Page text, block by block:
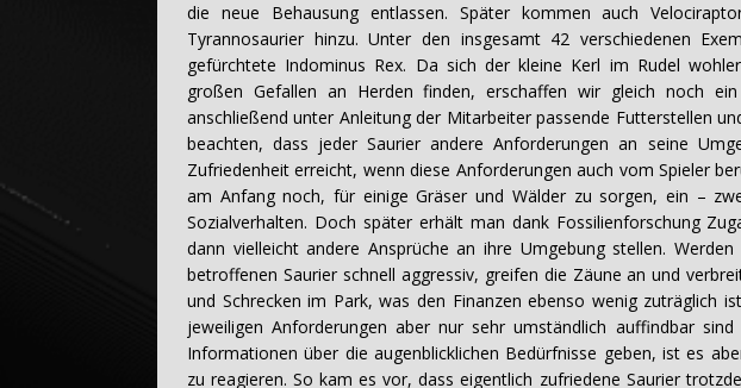
die neue Behausung entlassen. Später kommen auch
Tyrannosaurier hinzu. Unter den insgesamt 42 verschiedenen
gefürchtete Indominus Rex. Da sich der kleine Kerl im Rudel
großen Gefallen an Herden finden, erschaffen wir gleich noch
anschließend unter Anleitung der Mitarbeiter passende Futterstellen
beachten, dass jeder Saurier andere Anforderungen an seine
Zufriedenheit erreicht, wenn diese Anforderungen auch vom Spieler
am Anfang noch, für einige Gräser und Wälder zu sorgen, ein –
Sozialverhalten. Doch später erhält man dank Fossilienforschung
dann vielleicht andere Ansprüche an ihre Umgebung stellen.
betroffenen Saurier schnell aggressiv, greifen die Zäune an und
und Schrecken im Park, was den Finanzen ebenso wenig zuträglich
jeweiligen Anforderungen aber nur sehr umständlich auffindbar
Informationen über die augenblicklichen Bedürfnisse geben, ist es
zu reagieren. So kam es vor, dass eigentlich zufriedene Saurier